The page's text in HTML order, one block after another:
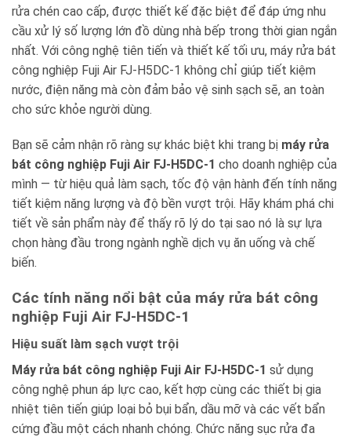
rửa chén cao cấp, được thiết kế đặc biệt để đáp ứng nhu
cầu xử lý số lượng lớn đồ dùng nhà bếp trong thời gian ngắn
nhất. Với công nghệ tiên tiến và thiết kế tối ưu, máy rửa bát
công nghiệp Fuji Air FJ-H5DC-1 không chỉ giúp tiết kiệm
nước, điện năng mà còn đảm bảo vệ sinh sạch sẽ, an toàn
cho sức khỏe người dùng.
Bạn sẽ cảm nhận rõ ràng sự khác biệt khi trang bị máy rửa
bát công nghiệp Fuji Air FJ-H5DC-1 cho doanh nghiệp của
mình — từ hiệu quả làm sạch, tốc độ vận hành đến tính năng
tiết kiệm năng lượng và độ bền vượt trội. Hãy khám phá chi
tiết về sản phẩm này để thấy rõ lý do tại sao nó là sự lựa
chọn hàng đầu trong ngành nghề dịch vụ ăn uống và chế
biến.
Các tính năng nổi bật của máy rửa bát công
nghiệp Fuji Air FJ-H5DC-1
Hiệu suất làm sạch vượt trội
Máy rửa bát công nghiệp Fuji Air FJ-H5DC-1 sử dụng
công nghệ phun áp lực cao, kết hợp cùng các thiết bị gia
nhiệt tiên tiến giúp loại bỏ bụi bẩn, dầu mỡ và các vết bẩn
cứng đầu một cách nhanh chóng. Chức năng sục rửa đa